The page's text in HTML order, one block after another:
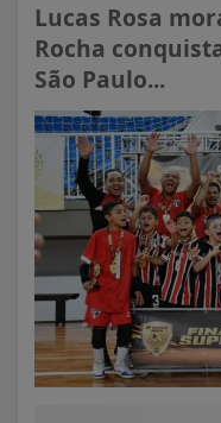
Lucas Rosa
Rocha
São Paulo...